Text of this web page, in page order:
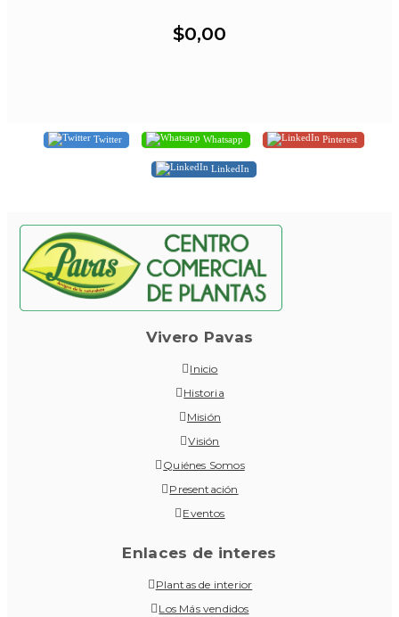
$0,00
Twitter Whatsapp Pinterest
LinkedIn
Vivero Pavas
Inicio
Historia
Misión
Visión
Quiénes Somos
Presentación
Eventos
Enlaces de interes
Plantas de interior
Los Más vendidos